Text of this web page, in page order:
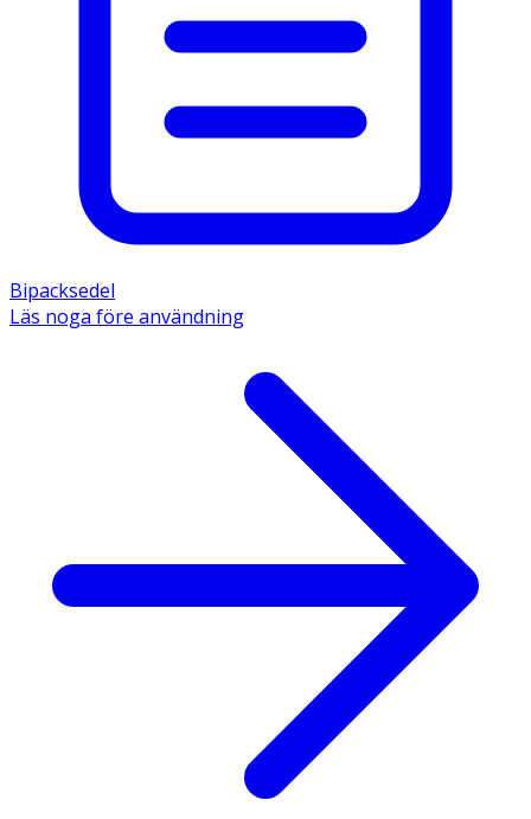
Bipacksedel
Läs noga före användning